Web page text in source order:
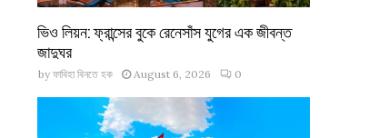
ভিও লিয়ন: ফ্রান্সের বুকে রেনেসাঁস যুগের এক জীবন্ত
জাদুঘর
by ফাবিহা বিনতে হক August 6, 2026 0